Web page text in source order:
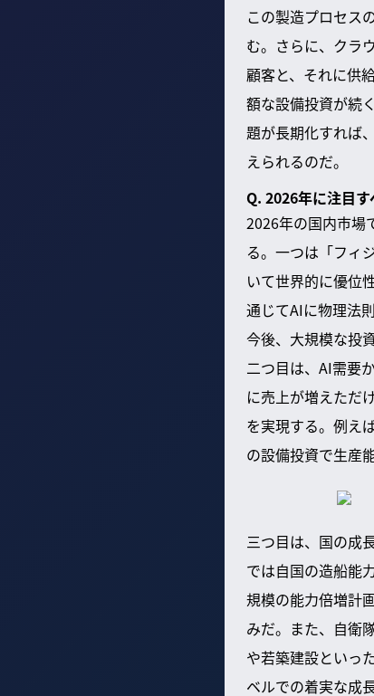
この製造プロセス
む。さらに、クラ
顧客と、それに供
額な設備投資が続
題が長期化すれば
えられるのだ。
Q. 2026年に注目
2026年の国内市場
る。一つは「フィ
いて世界的に優位
通じてAIに物理法
今後、大規模な投
二つ目は、AI需要
に売上が増えただ
を実現する。例え
の設備投資で生産
三つ目は、国の成
では自国の造船能
規模の能力倍増計
みだ。また、自衛
や若築建設といっ
ベルでの着実な成